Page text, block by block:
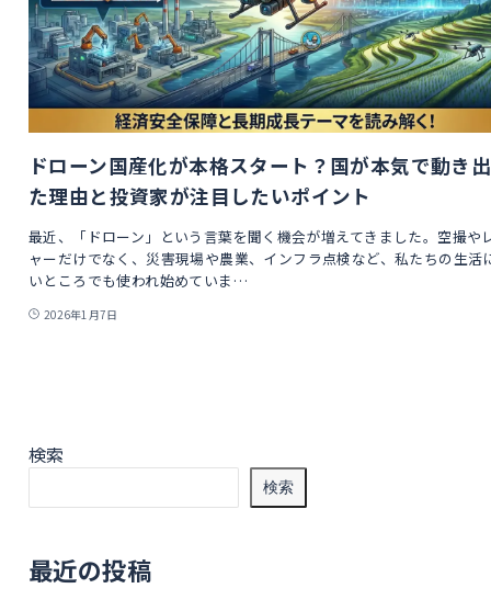
ドローン国産化が本格スタート？国が本気で動き
た理由と投資家が注目したいポイント
最近、「ドローン」という言葉を聞く機会が増えてきました。空撮や
ャーだけでなく、災害現場や農業、インフラ点検など、私たちの生活
いところでも使われ始めていま…
2026年1月7日
検索
検索
最近の投稿